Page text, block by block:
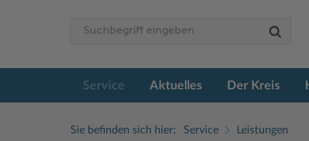
Service Aktuelles Der Kreis
Sie befinden sich hier: Service Leistungen